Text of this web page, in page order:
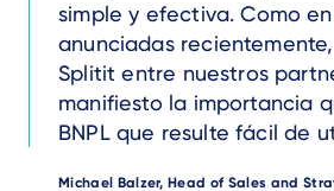
simple y efectiva. Como
anunciadas
Splitit entre nuestros
manifiesto la importancia
BNPL que resulte fácil de
Author
Michael Balzer, Head of Sales and